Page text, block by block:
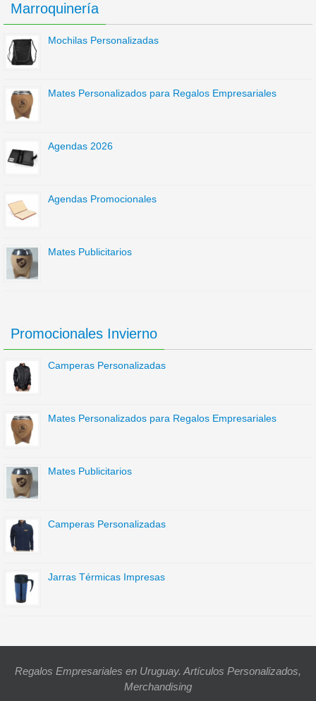
Marroquinería
Mochilas Personalizadas
Mates Personalizados para Regalos Empresariales
Agendas 2026
Agendas Promocionales
Mates Publicitarios
Promocionales Invierno
Camperas Personalizadas
Mates Personalizados para Regalos Empresariales
Mates Publicitarios
Camperas Personalizadas
Jarras Térmicas Impresas
Regalos Empresariales en Uruguay. Artículos Personalizados,
Merchandising